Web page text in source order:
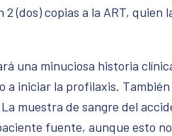
(dos) copias a la ART,
una minuciosa historia
a iniciar la profilaxis.
muestra de sangre del
fuente, aunque esto